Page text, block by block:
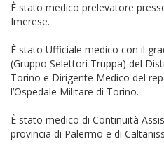
È stato medico prelevatore
Imerese.
È stato Ufficiale medico con il
(Gruppo Selettori Truppa) del
Torino e Dirigente Medico del
l’Ospedale Militare di Torino.
È stato medico di Continuità
provincia di Palermo e di